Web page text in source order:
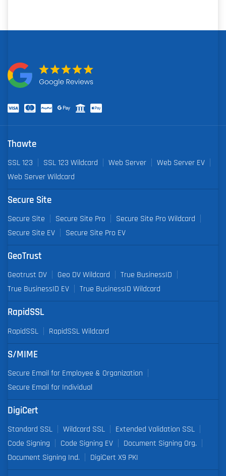
Thawte
SSL 123 SSL 123 Wildcard Web Server
Web Server EV
Web Server Wildcard
Secure Site
Secure Site Secure Site Pro
Secure Site Pro Wildcard
Secure Site EV
Secure Site Pro EV
GeoTrust
Geotrust DV Geo DV Wildcard
True BusinessID
True BusinessID EV
True BusinessID Wildcard
RapidSSL
RapidSSL RapidSSL Wildcard
S/MIME
Secure Email for Employee & Organization
Secure Email for Individual
DigiCert
Standard SSL Wildcard SSL
Extended Validation SSL
Code Signing
Code Signing EV
Document Signing Org.
Document Signing Ind.
DigiCert X9 PKI